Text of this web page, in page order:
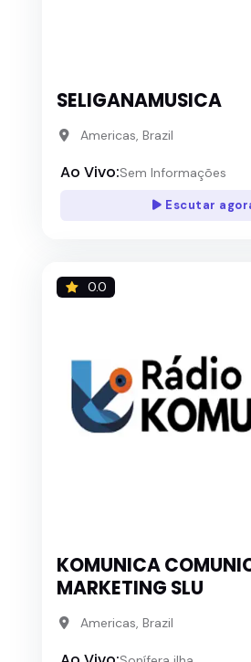
SELIGANAMUSICA
Americas, Brazil
Ao Vivo:Sem Informações
Escutar
0.0
KOMUNICA
MARKETING SLU
Americas, Brazil